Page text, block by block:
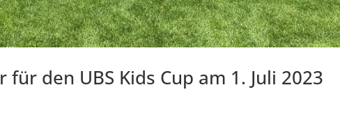
den UBS Kids Cup am 1. Juli 2023